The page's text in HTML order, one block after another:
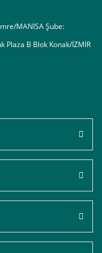
MANİSA Şube:
Plaza B Blok Konak/İZMİR